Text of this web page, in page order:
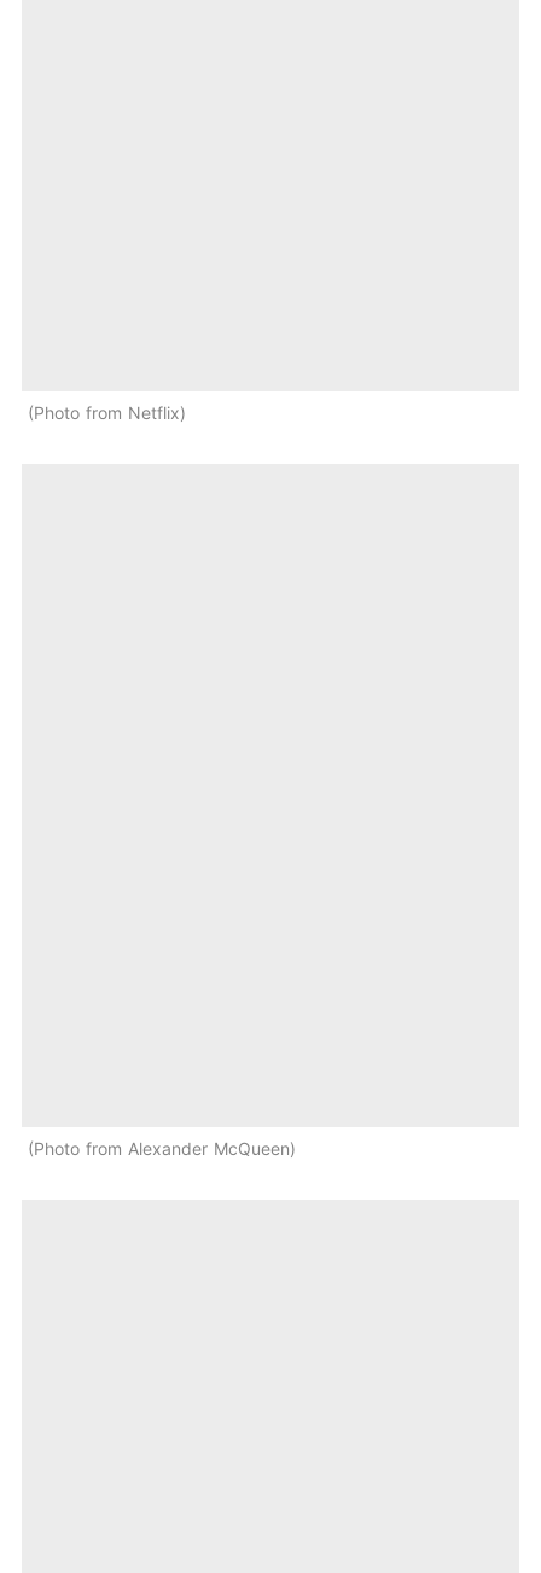
Photo from Netflix
Photo from Alexander McQueen